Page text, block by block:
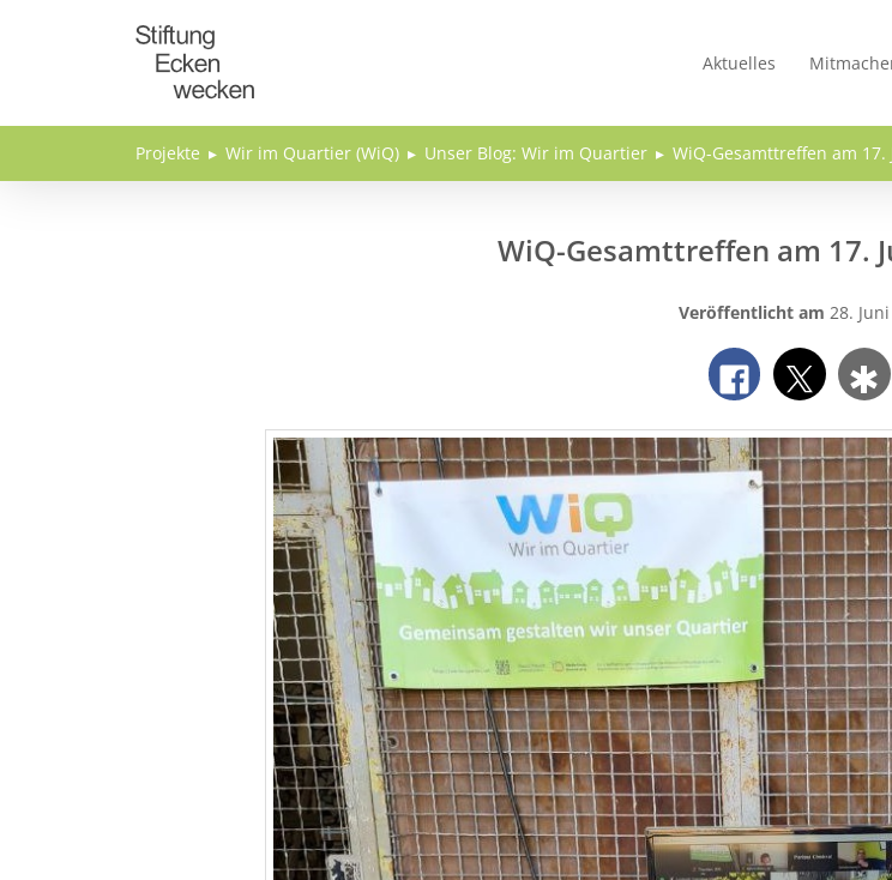
Aktuelles
Projekte Wir im Quartier (WiQ) Unser Blog: Wir im Quartier WiQ-Gesamttreffen am
WiQ-Gesamttreffen am 17.
Veröffentlicht am 28.